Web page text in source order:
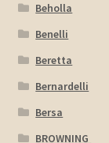
Beholla
Benelli
Beretta
Bernardelli
Bersa
BROWNING